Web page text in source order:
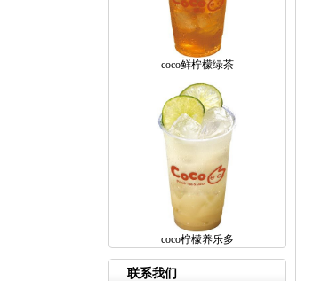
coco鲜柠檬绿茶
coco柠檬养乐多
联系我们